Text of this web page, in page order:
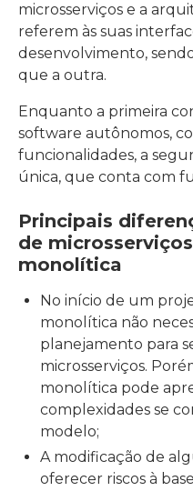
microsserviços e a
referem às suas
desenvolvimento,
que a outra.
Enquanto a primeira
software autônomos,
funcionalidades, a
única, que conta com
Principais
de
monolítica
No início de um
monolítica não
planejamento para
microsserviços.
monolítica pode
complexidades se
modelo;
A modificação de
oferecer riscos à